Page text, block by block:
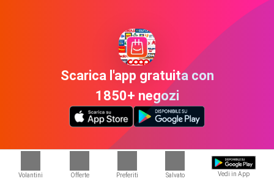
Volantini Offerte Preferiti Salvato Vedi in App
Scarica l'app gratuita con
1850+ negozi